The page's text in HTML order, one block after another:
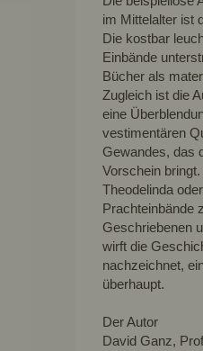
im Mittelalter ist
Die kostbar
Einbände
Bücher als
Zugleich ist die
eine
vestimentären
Gewandes, das
Vorschein
Theodelinda
Prachteinbände
Geschriebenen
wirft die
nachzeichnet,
überhaupt.
Der Autor
David Ganz,